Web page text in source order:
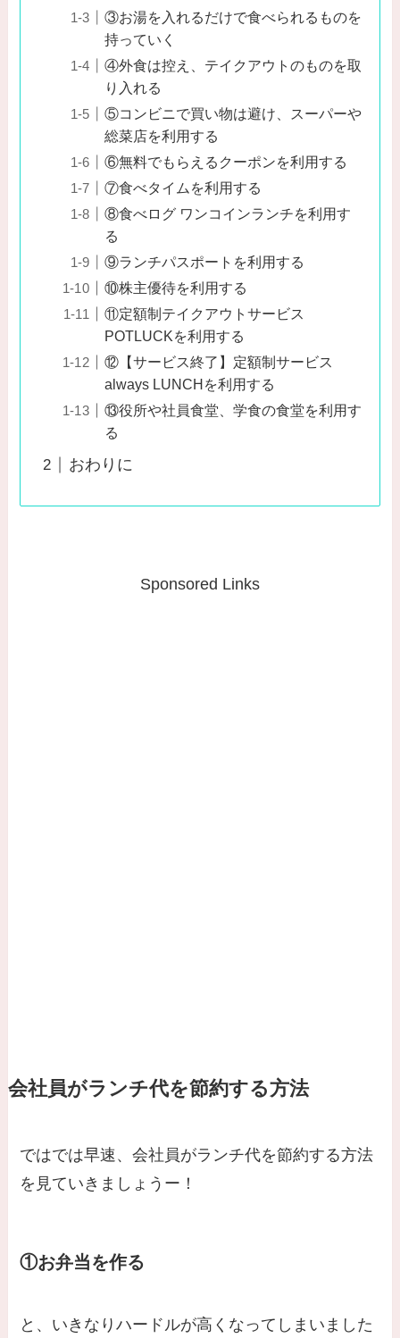
③お湯を入れるだけで食べられるものを
持っていく
④外食は控え、テイクアウトのものを取
り入れる
⑤コンビニで買い物は避け、スーパーや
総菜店を利用する
⑥無料でもらえるクーポンを利用する
⑦食べタイムを利用する
⑧食べログ ワンコインランチを利用す
る
⑨ランチパスポートを利用する
⑩株主優待を利用する
⑪定額制テイクアウトサービス
POTLUCKを利用する
⑫【サービス終了】定額制サービス
always LUNCHを利用する
⑬役所や社員食堂、学食の食堂を利用す
る
おわりに
Sponsored Links
会社員がランチ代を節約する方法
ではでは早速、会社員がランチ代を節約する方法
を見ていきましょうー！
①お弁当を作る
と、いきなりハードルが高くなってしまいました